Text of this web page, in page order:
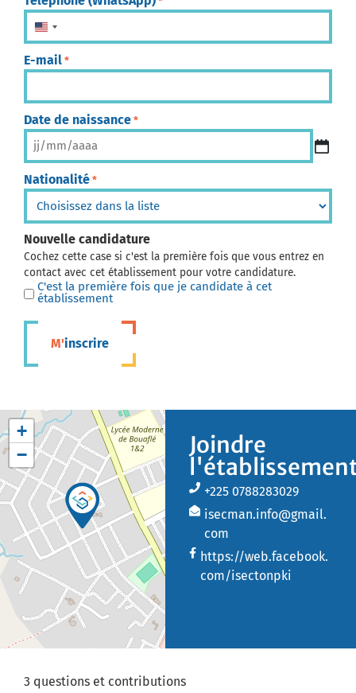
États-Unis +1
E-mail *
Date de naissance *
Nationalité *
Nouvelle candidature
Cochez cette case si c'est la première fois que vous entrez en
contact avec cet établissement pour votre candidature.
C'est la première fois que je candidate à cet
établissement
M'inscrire
+
−
Joindre
+225 0788283029
isecman.info@gmail.
com
https://web.facebook.
com/isectonpki
3 questions et contributions